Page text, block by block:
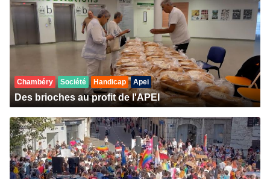
Chambéry Société Handicap Apei
Des brioches au profit de l'APEI